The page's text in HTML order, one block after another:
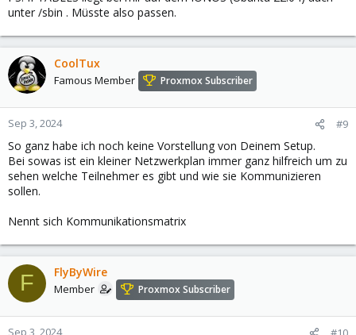
unter /sbin . Müsste also passen.
CoolTux
Famous Member Proxmox Subscriber
Sep 3, 2024 #9
So ganz habe ich noch keine Vorstellung von Deinem Setup.
Bei sowas ist ein kleiner Netzwerkplan immer ganz hilfreich um zu
sehen welche Teilnehmer es gibt und wie sie Kommunizieren
sollen.
Nennt sich Kommunikationsmatrix
F FlyByWire
Member Proxmox Subscriber
Sep 3, 2024